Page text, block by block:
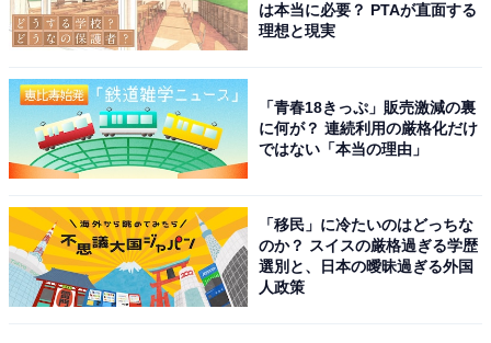
は本当に必要？ PTAが直面する
理想と現実
「青春18きっぷ」販売激減の裏
に何が？ 連続利用の厳格化だけ
ではない「本当の理由」
「移民」に冷たいのはどっちな
のか？ スイスの厳格過ぎる学歴
選別と、日本の曖昧過ぎる外国
人政策